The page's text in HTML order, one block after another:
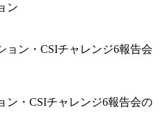
ン
ン・CSIチャレンジ6報告会の